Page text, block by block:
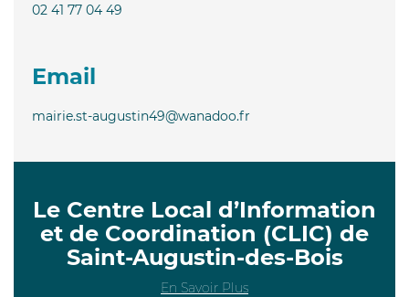
02 41 77 04 49
Email
mairie.st-augustin49@wanadoo.fr
Le Centre Local d’Information
et de Coordination (CLIC) de
Saint-Augustin-des-Bois
En Savoir Plus